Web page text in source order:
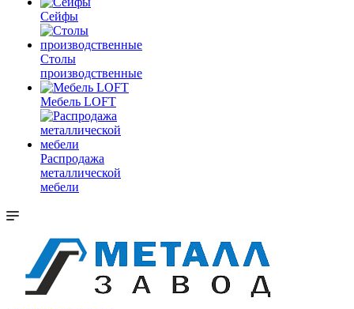
Сейфы
Столы
производственные
Мебель LOFT
Распродажа
металлической
мебели